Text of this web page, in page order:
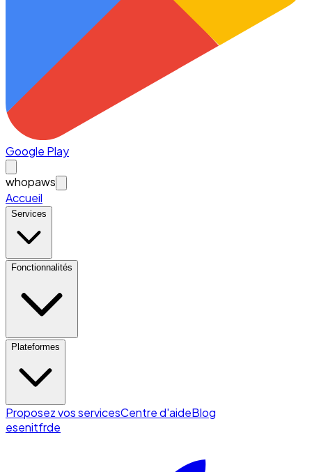
Google Play
whopaws
Accueil
Services
Fonctionnalités
Plateformes
Proposez vos servicesCentre d'aideBlog
esenitfrde